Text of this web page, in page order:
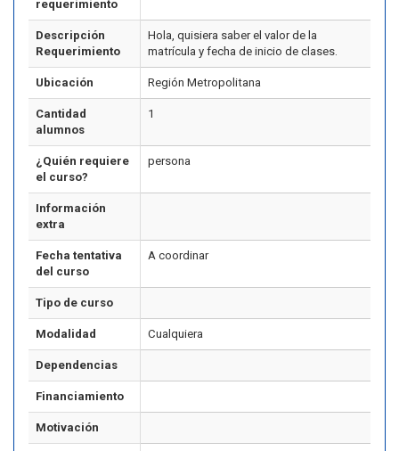
requerimiento
Descripción
Requerimiento
Hola, quisiera saber el valor de la
matrícula y fecha de inicio de clases.
Ubicación Región Metropolitana
Cantidad
alumnos
1
¿Quién requiere
el curso?
persona
Información
extra
Fecha tentativa
del curso
A coordinar
Tipo de curso
Modalidad Cualquiera
Dependencias
Financiamiento
Motivación